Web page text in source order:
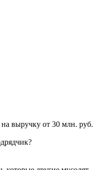
выручку от 30 млн. руб.